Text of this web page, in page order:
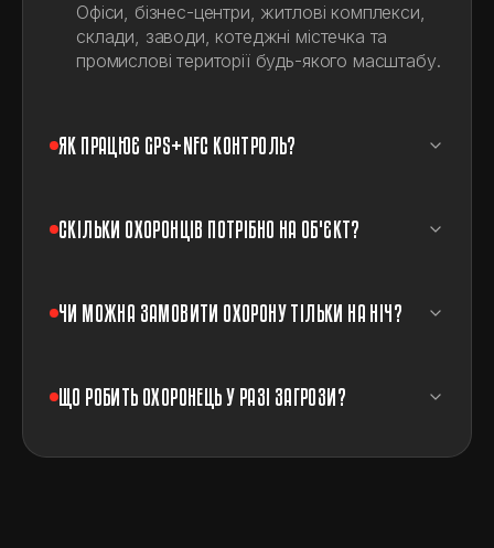
Офіси, бізнес-центри, житлові комплекси,
склади, заводи, котеджні містечка та
промислові території будь-якого масштабу.
ЯК ПРАЦЮЄ GPS+NFC КОНТРОЛЬ?
СКІЛЬКИ ОХОРОНЦІВ ПОТРІБНО НА ОБ'ЄКТ?
ЧИ МОЖНА ЗАМОВИТИ ОХОРОНУ ТІЛЬКИ НА НІЧ?
ЩО РОБИТЬ ОХОРОНЕЦЬ У РАЗІ ЗАГРОЗИ?